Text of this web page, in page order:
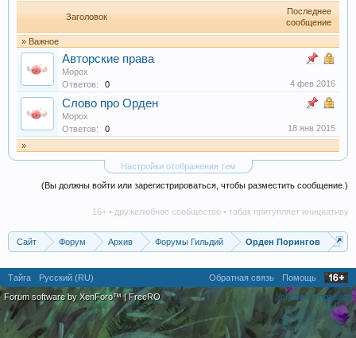
Заголовок
Последнее
сообщение
» Важное
Авторские права
Морох
Ответов:
0 4 фев 2016
Слово про Орден
Морох
Ответов:
0
18 янв 2015
»
Настройки отображения тем
(Вы должны войти или зарегистрироваться, чтобы разместить сообщение.)
16+ • дружелюбное сообщество • табак притупляет инициативу
Сайт Форум Архив Форумы Гильдий Орден Порингов
Тайга Русский (RU) Обратная связь
Помощь
Условия и правила
Forum software by XenForo™|FreeRO